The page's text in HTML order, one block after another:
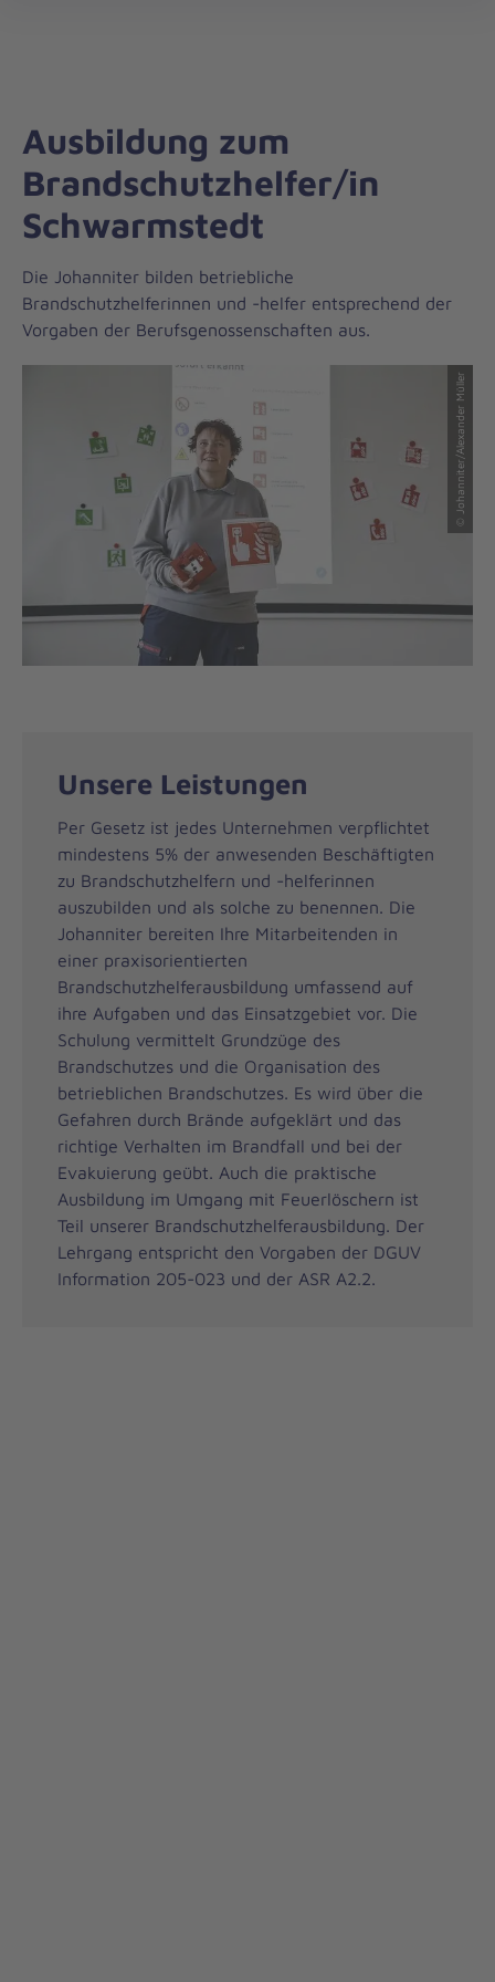
Ausbildung zum
Brandschutzhelfer/in
Schwarmstedt
Die Johanniter bilden betriebliche
Brandschutzhelferinnen und -helfer entsprechend der
Vorgaben der Berufsgenossenschaften aus.
© Johanniter/Alexander Müller
Unsere Leistungen
Per Gesetz ist jedes Unternehmen verpflichtet
mindestens 5% der anwesenden Beschäftigten
zu Brandschutzhelfern und -helferinnen
auszubilden und als solche zu benennen. Die
Johanniter bereiten Ihre Mitarbeitenden in
einer praxisorientierten
Brandschutzhelferausbildung umfassend auf
ihre Aufgaben und das Einsatzgebiet vor. Die
Schulung vermittelt Grundzüge des
Brandschutzes und die Organisation des
betrieblichen Brandschutzes. Es wird über die
Gefahren durch Brände aufgeklärt und das
richtige Verhalten im Brandfall und bei der
Evakuierung geübt. Auch die praktische
Ausbildung im Umgang mit Feuerlöschern ist
Teil unserer Brandschutzhelferausbildung. Der
Lehrgang entspricht den Vorgaben der DGUV
Information 205-023 und der ASR A2.2.